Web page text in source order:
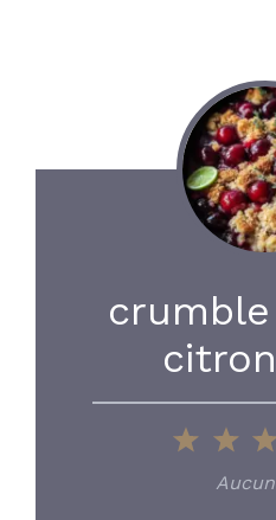
2
1
Star